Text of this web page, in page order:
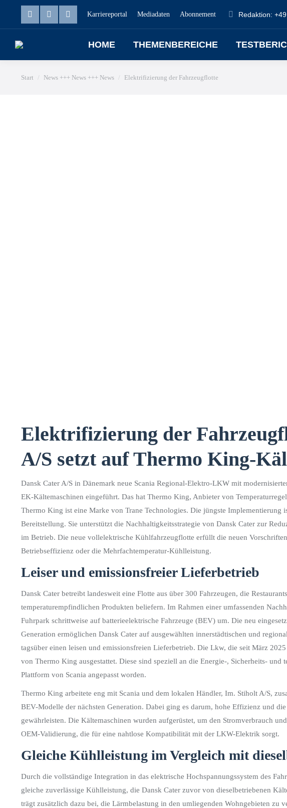
Karriereportal Mediadaten Abonnement Redaktion:
HOME THEMENBEREICHE
Sie befinden sich hier:
Start News +++ News +++ News Elektrifizierung der Fahrzeugflotte
Elektrifizierung der
A/S setzt auf Thermo King-
Dansk Cater A/S in Dänemark neue Scania Regional-Elektro-LKW mit
EK-Kältemaschinen eingeführt. Das hat Thermo King, Anbieter von
Thermo King ist eine Marke von Trane Technologies. Die jüngste Implementierung
Bereitstellung. Sie unterstützt die Nachhaltigkeitsstrategie von Dansk Cater zur
im Betrieb. Die neue vollelektrische Kühlfahrzeugflotte erfüllt die neuen
Betriebseffizienz oder die Mehrfachtemperatur-Kühlleistung.
Leiser und emissionsfreier Lieferbetrieb
Dansk Cater betreibt landesweit eine Flotte aus über 300 Fahrzeugen, die
temperaturempfindlichen Produkten beliefern. Im Rahmen einer umfassenden
Fuhrpark schrittweise auf batterieelektrische Fahrzeuge (BEV) um. Die neu
Generation ermöglichen Dansk Cater auf ausgewählten innerstädtischen und
tagsüber einen leisen und emissionsfreien Lieferbetrieb. Die Lkw, die seit März
von Thermo King ausgestattet. Diese sind speziell an die Energie-, Sicherheits-
Plattform von Scania angepasst worden.
Thermo King arbeitete eng mit Scania und dem lokalen Händler, Im. Stiholt A/S,
BEV-Modelle der nächsten Generation. Dabei ging es darum, hohe Effizienz und
gewährleisten. Die Kältemaschinen wurden aufgerüstet, um den Stromverbrauch
OEM-Validierung, die für eine nahtlose Kompatibilität mit der LKW-Elektrik sorgt.
Gleiche Kühlleistung im Vergleich mit
Durch die vollständige Integration in das elektrische Hochspannungssystem des
gleiche zuverlässige Kühlleistung, die Dansk Cater zuvor von dieselbetriebenen
trägt zusätzlich dazu bei, die Lärmbelastung in den umliegenden Wohngebieten zu